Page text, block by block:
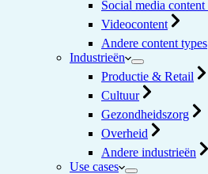
Social media content
Videocontent
Andere content types
Industrieën
Productie & Retail
Cultuur
Gezondheidszorg
Overheid
Andere industrieën
Use cases